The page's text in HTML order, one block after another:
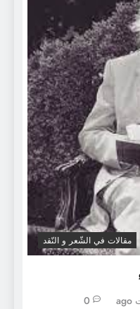
مقالات في الشّعر و النّقد
0